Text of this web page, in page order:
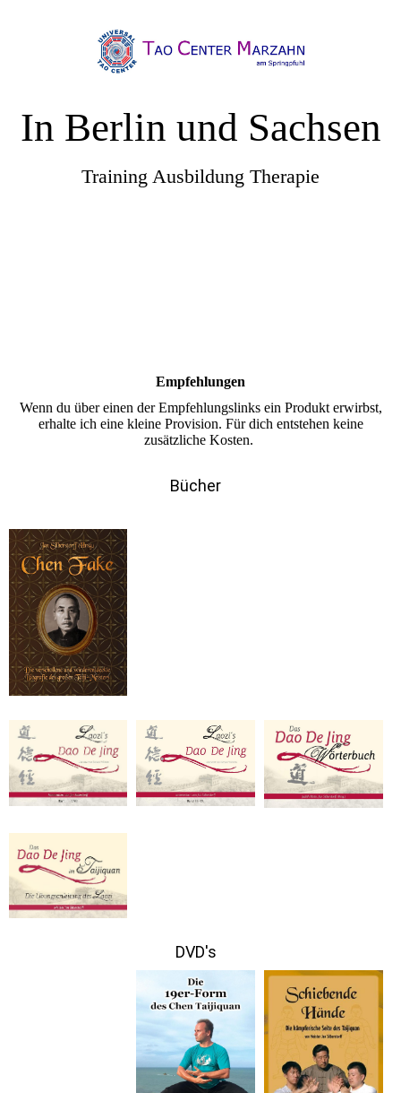
In Berlin und Sachsen
Training Ausbildung Therapie
Empfehlungen
Wenn du über einen der Empfehlungslinks ein Produkt erwirbst,
erhalte ich eine kleine Provision. Für dich entstehen keine
zusätzliche Kosten.
Bücher
DVD's